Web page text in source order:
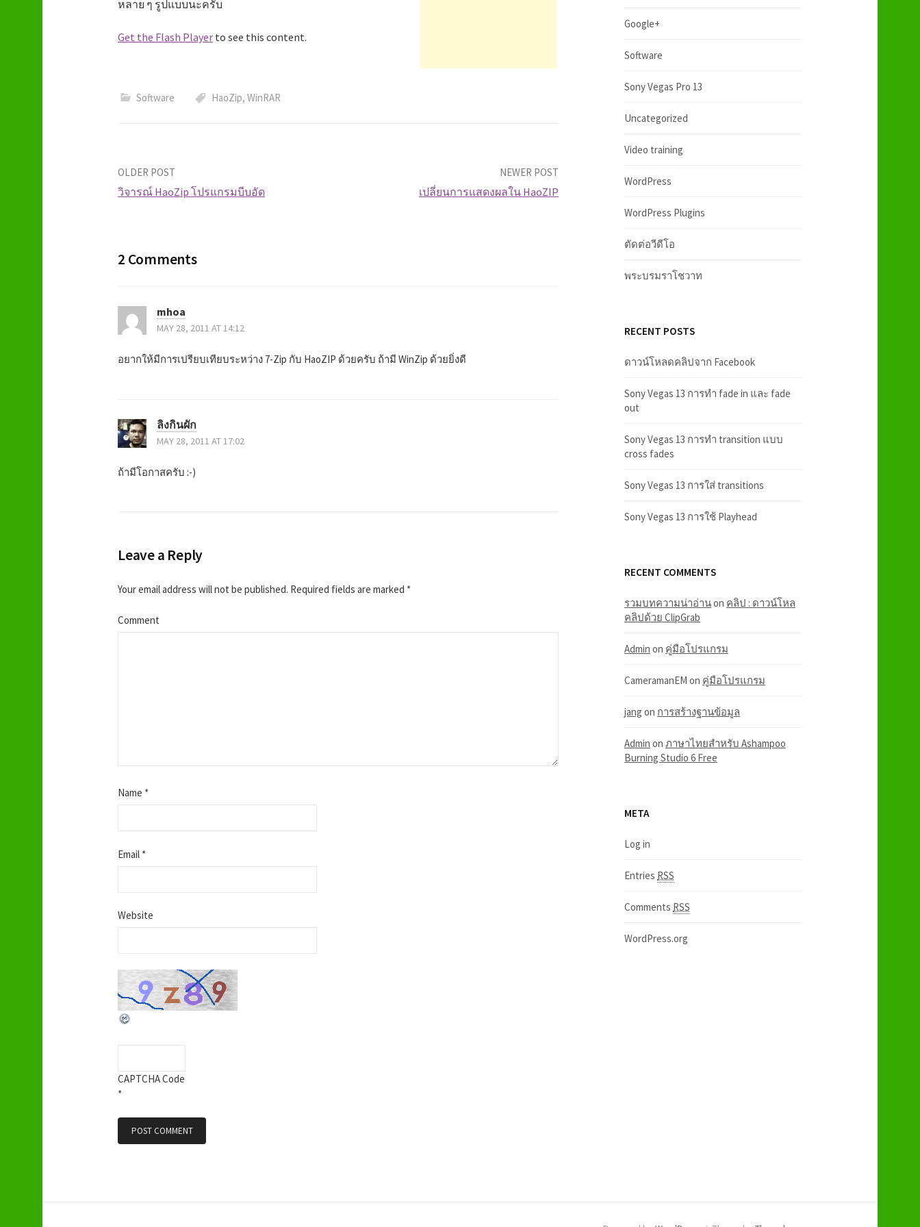
หลาย ๆ รูปแบบนะครับ
Get the Flash Player to see this content.
Software HaoZip, WinRAR
o
i
g
i
o
n
OLDER POST
วิจารณ์ HaoZip โปรแกรมบีบอัด
NEWER POST
เปลี่ยนการแสดงผลใน HaoZIP
2 Comments
mhoa
MAY 28, 2011 AT 14:12
อยากให้มีการเปรียบเทียบระหว่าง 7-Zip กับ HaoZIP ด้วยครับ ถ้ามี WinZip ด้วยยิ่งดี
ลิงกินผัก
MAY 28, 2011 AT 17:02
ถ้ามีโอกาสครับ :-)
Leave a Reply
Your email address will not be published. Required fields are marked *
Comment
Name *
Email *
Website
CAPTCHA Code
*
Google+
Software
Sony Vegas Pro 13
Uncategorized
Video training
WordPress
WordPress Plugins
ตัดต่อวีดีโอ
พระบรมราโชวาท
RECENT POSTS
ดาวน์โหลดคลิปจาก Facebook
Sony Vegas 13 การทำ fade in และ fade
out
Sony Vegas 13 การทำ transition แบบ
cross fades
Sony Vegas 13 การใส่ transitions
Sony Vegas 13 การใช้ Playhead
RECENT COMMENTS
รวมบทความน่าอ่านon คลิป : ดาวน์โหล
คลิปด้วย ClipGrab
Admin on คู่มือโปรแกรม
CameramanEM on คู่มือโปรแกรม
jang on การสร้างฐานข้อมูล
Admin on ภาษาไทยสำหรับ Ashampoo
Burning Studio 6 Free
META
Log in
Entries RSS
Comments RSS
WordPress.org